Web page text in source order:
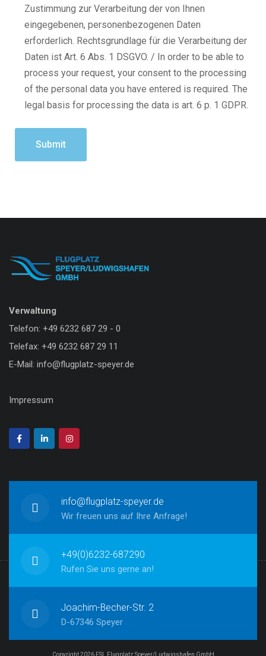
Zustimmung zur Verarbeitung der von Ihnen
eingegebenen, personenbezogenen Daten
erforderlich. Rechtsgrundlage für die Verarbeitung der
Daten ist Art. 6 Abs. 1 DSGVO. / In order to be able to
process your request, your consent to the processing
of the personal data you have entered is required. The
legal basis for processing the data is art. 6 p. 1 GDPR.
Verwaltung
Telefon: +49 6232 687 29 - 0
Telefax: +49 6232 687 29 11
E-Mail: info@flugplatz-speyer.de
Impressum
info@flugplatz-speyer.de
Wir freuen uns auf Ihre Anfrage!
+49(0)6232-687290
Rufen Sie uns gerne an!
Joachim-Becher-Str. 2
D-67346 Speyer
Copyright 2026 FSL Flugplatz Speyer/Ludwigshafen GmbH